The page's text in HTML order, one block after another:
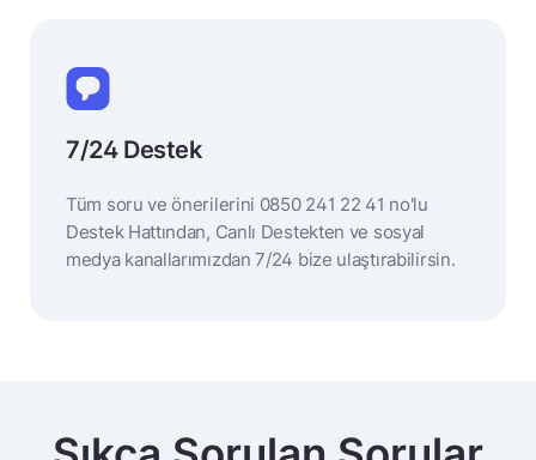
7/24 Destek
Tüm soru ve önerilerini 0850 241 22 41 no'lu
Destek Hattından, Canlı Destekten ve sosyal
medya kanallarımızdan 7/24 bize ulaştırabilirsin.